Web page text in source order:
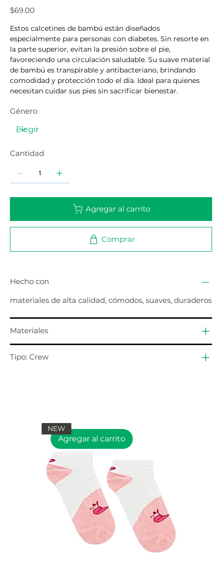
Precio
$69.00
Estos calcetines de bambú están diseñados
especialmente para personas con diabetes. Sin resorte en
la parte superior, evitan la presión sobre el pie,
favoreciendo una circulación saludable. Su suave material
de bambú es transpirable y antibacteriano, brindando
comodidad y protección todo el día. Ideal para quienes
necesitan cuidar sus pies sin sacrificar bienestar.
Género
Cantidad
Agregar al carrito
Comprar
Hecho con
materiales de alta calidad, cómodos, suaves, duraderos
Materiales
Tipo: Crew
Agregar al carrito
NEW